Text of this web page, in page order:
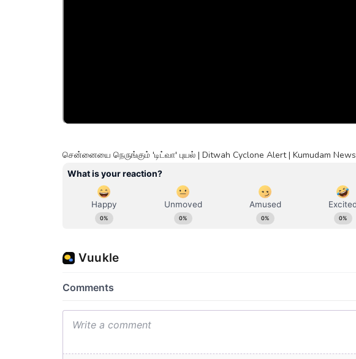
சென்னையை நெருங்கும் 'டிட்வா' புயல் | Ditwah Cyclone Alert | Kumudam News